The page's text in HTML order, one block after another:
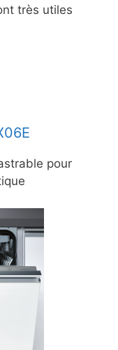
très utiles
pour